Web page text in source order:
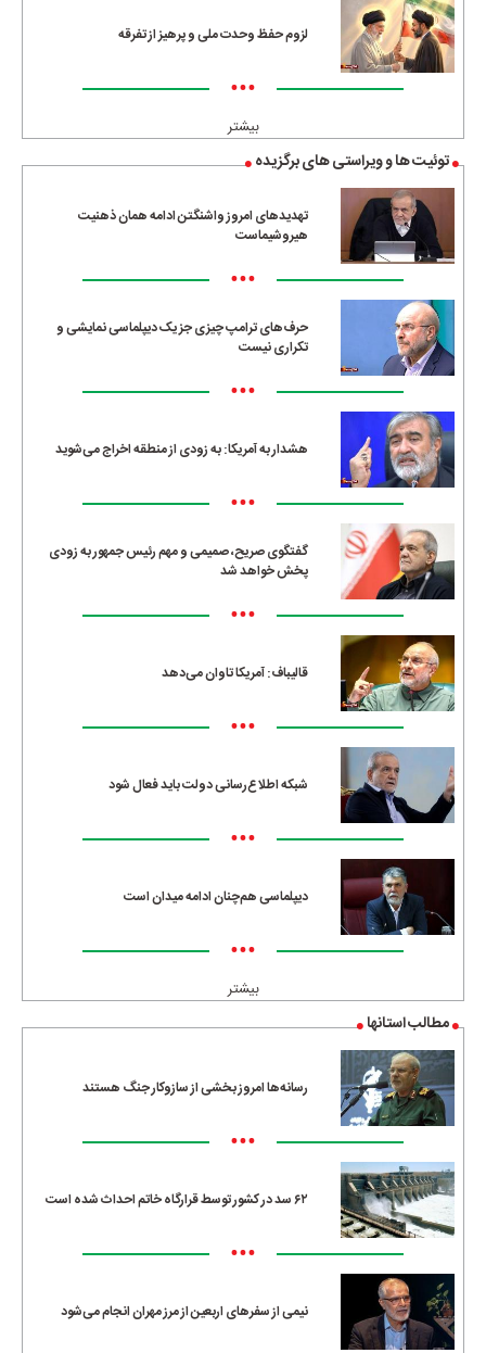
لزوم حفظ وحدت ملی و پرهیز از تفرقه
•••
بیشتر
توئیت ها و ویراستی های برگزیده
تهدیدهای امروز واشنگتن ادامه همان ذهنیت
هیروشیماست
•••
حرف‌های ترامپ چیزی جز یک دیپلماسی نمایشی و
تکراری نیست
•••
هشدار به آمریکا: به زودی از منطقه اخراج می‌شوید
•••
گفتگوی صریح، صمیمی و مهم رئیس جمهور به زودی
پخش خواهد شد
•••
قالیباف: آمریکا تاوان می‌دهد
•••
شبکه اطلاع‌رسانی دولت باید فعال شود
•••
دیپلماسی هم‌چنان ادامه میدان است
•••
بیشتر
مطالب استانها
رسانه‌ها امروز بخشی از سازوکار جنگ هستند
•••
۶۲ سد در کشور توسط قرارگاه خاتم احداث شده است
•••
نیمی از سفرهای اربعین از مرز مهران انجام می‌شود